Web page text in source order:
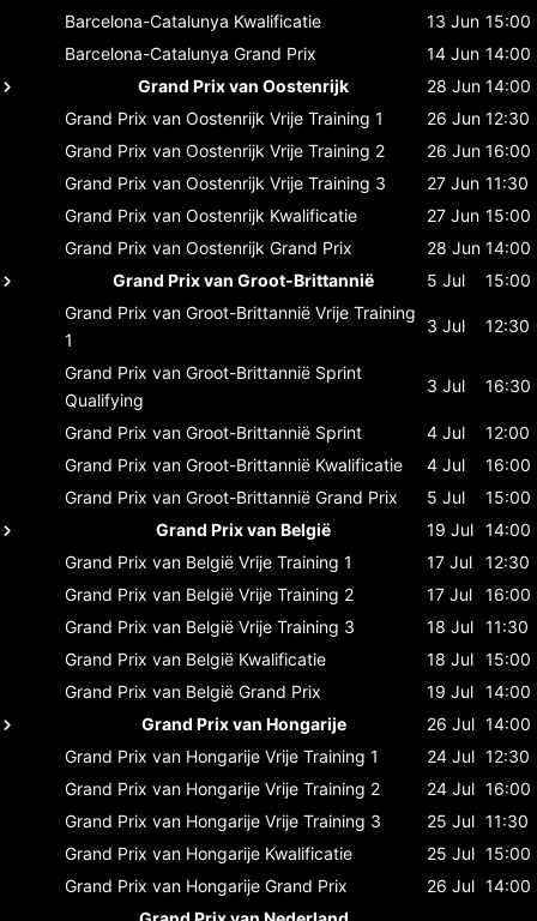
Barcelona-Catalunya Kwalificatie 13 Jun 15:00
Barcelona-Catalunya Grand Prix 14 Jun 14:00
Grand Prix van Oostenrijk
28 Jun 14:00
Grand Prix van Oostenrijk Vrije Training 1 26 Jun 12:30
Grand Prix van Oostenrijk Vrije Training 2 26 Jun 16:00
Grand Prix van Oostenrijk Vrije Training 3 27 Jun 11:30
Grand Prix van Oostenrijk Kwalificatie 27 Jun 15:00
Grand Prix van Oostenrijk Grand Prix 28 Jun 14:00
Grand Prix van Groot-Brittannië
5 Jul
15:00
Grand Prix van Groot-Brittannië Vrije Training
1
3 Jul 12:30
Grand Prix van Groot-Brittannië Sprint
Qualifying
3 Jul 16:30
Grand Prix van Groot-Brittannië Sprint 4 Jul
12:00
Grand Prix van Groot-Brittannië Kwalificatie 4 Jul
16:00
Grand Prix van Groot-Brittannië Grand Prix 5 Jul
15:00
Grand Prix van België
19 Jul 14:00
Grand Prix van België Vrije Training 1 17 Jul
12:30
Grand Prix van België Vrije Training 2 17 Jul
16:00
Grand Prix van België Vrije Training 3 18 Jul 11:30
Grand Prix van België Kwalificatie 18 Jul 15:00
Grand Prix van België Grand Prix 19 Jul 14:00
Grand Prix van Hongarije
26 Jul 14:00
Grand Prix van Hongarije Vrije Training 1 24 Jul 12:30
Grand Prix van Hongarije Vrije Training 2 24 Jul 16:00
Grand Prix van Hongarije Vrije Training 3 25 Jul 11:30
Grand Prix van Hongarije Kwalificatie 25 Jul 15:00
Grand Prix van Hongarije Grand Prix 26 Jul 14:00